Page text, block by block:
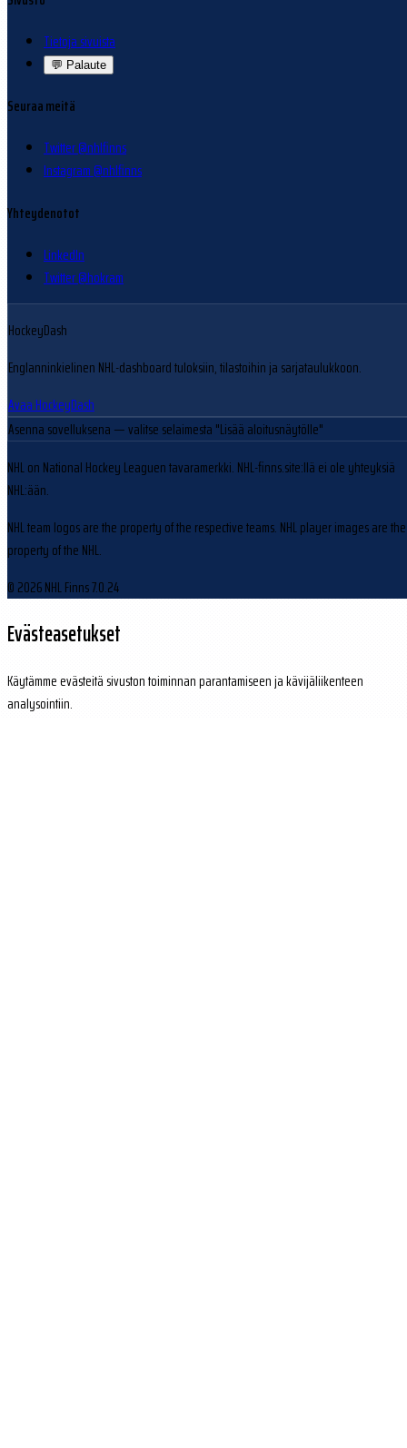
Tietoja sivuista
💬 Palaute
Seuraa meitä
Twitter @nhlfinns
Instagram @nhlfinns
Yhteydenotot
LinkedIn
Twitter @hokram
HockeyDash
Englanninkielinen NHL-dashboard tuloksiin, tilastoihin ja sarjataulukkoon.
Avaa HockeyDash
Asenna sovelluksena — valitse selaimesta "Lisää aloitusnäytölle"
NHL on National Hockey Leaguen tavaramerkki. NHL-finns.site:llä ei ole yhteyksiä
NHL:ään.
NHL team logos are the property of the respective teams. NHL player images are the
property of the NHL.
© 2026 NHL Finns7.0.24
Evästeasetukset
Käytämme evästeitä sivuston toiminnan parantamiseen ja kävijäliikenteen
analysointiin.